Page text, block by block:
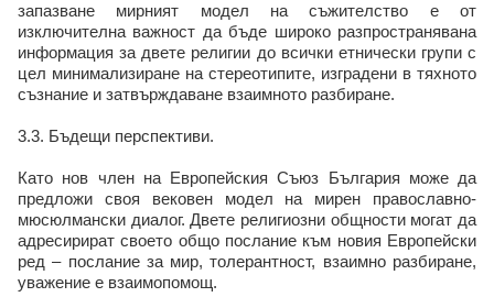
запазване мирният модел на съжителство е от
изключителна важност да бъде широко разпространявана
информация за двете религии до всички етнически групи с
цел минимализиране на стереотипите, изградени в тяхното
съзнание и затвърждаване взаимното разбиране.
3.3. Бъдещи перспективи.
Като нов член на Европейския Съюз България може да
предложи своя вековен модел на мирен православно-
мюсюлмански диалог. Двете религиозни общности могат да
адресирират своето общо послание към новия Европейски
ред – послание за мир, толерантност, взаимно разбиране,
уважение е взаимопомощ.